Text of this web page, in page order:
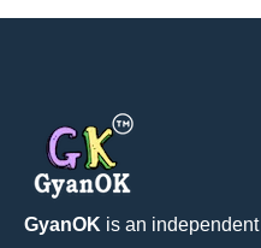
GyanOK is an